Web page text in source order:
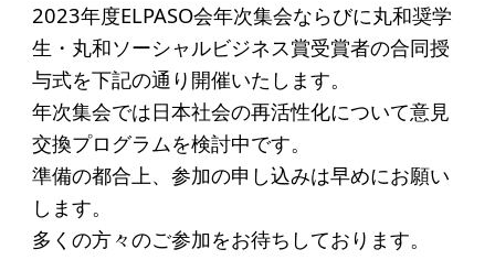
応援したいみなさんへ
財団概要
理念
沿革
組織
2023年度ELPASO会年次集会ならびに丸和奨学
生・丸和ソーシャルビジネス賞受賞者の合同授
与式を下記の通り開催いたします。
年次集会では日本社会の再活性化について意見
交換プログラムを検討中です。
準備の都合上、参加の申し込みは早めにお願い
します。
多くの方々のご参加をお待ちしております。